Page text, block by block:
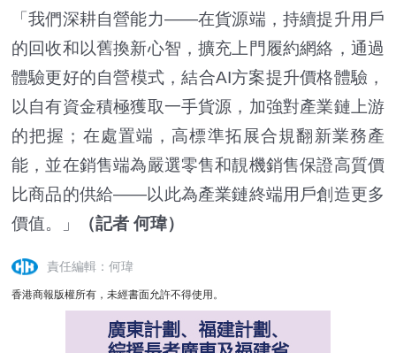
「我們深耕自營能力——在貨源端，持續提升用戶
的回收和以舊換新心智，擴充上門履約網絡，通過
體驗更好的自營模式，結合AI方案提升價格體驗，
以自有資金積極獲取一手貨源，加強對產業鏈上游
的把握；在處置端，高標準拓展合規翻新業務產
能，並在銷售端為嚴選零售和靚機銷售保證高質價
比商品的供給——以此為產業鏈終端用戶創造更多
價值。」
（記者 何瑋）
責任編輯：何瑋
香港商報版權所有，未經書面允許不得使用。